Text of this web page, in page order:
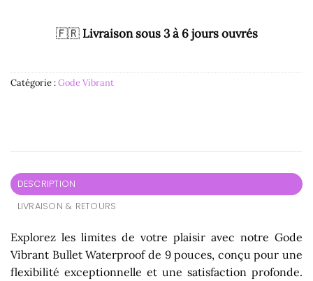
🇫🇷 Livraison sous 3 à 6 jours ouvrés
Catégorie :Gode Vibrant
DESCRIPTION
LIVRAISON & RETOURS
Explorez les limites de votre plaisir avec notre Gode
Vibrant Bullet Waterproof de 9 pouces, conçu pour une
flexibilité exceptionnelle et une satisfaction profonde.